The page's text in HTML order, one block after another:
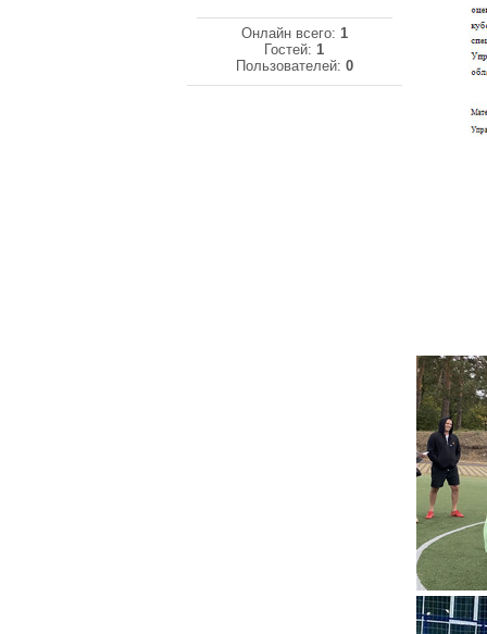
Онлайн всего: 1
Гостей:1
Пользователей: 0